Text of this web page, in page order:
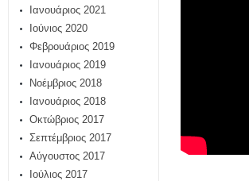
Ιανουάριος 2021
Ιούνιος 2020
Φεβρουάριος 2019
Ιανουάριος 2019
Νοέμβριος 2018
Ιανουάριος 2018
Οκτώβριος 2017
Σεπτέμβριος 2017
Αύγουστος 2017
Ιούλιος 2017